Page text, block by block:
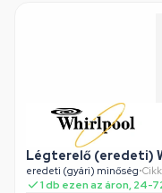
Légterelő (eredeti)
eredeti (gyári) minőség•
1 db ezen az áron, 24-